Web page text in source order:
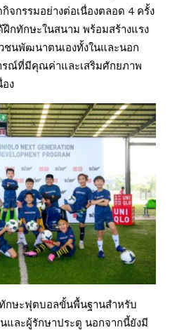
จกรรมอย่างต่อเนื่องตลอด 4 ครั้ง
กทักษะในสนาม พร้อมสร้างแรง
ชนพัฒนาตนเองทั้งในและนอก
ณ์ที่มีคุณค่าและเสริมศักยภาพ
ง
กษะฟุตบอลขั้นพื้นฐานสำหรับ
และผู้รักษาประตู นอกจากนี้ยังมี